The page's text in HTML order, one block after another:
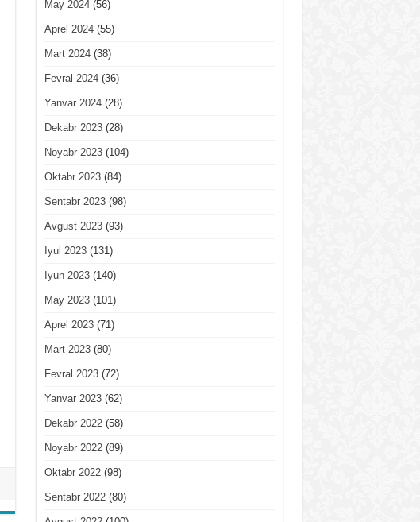
May 2024(56)
Aprel 2024(55)
Mart 2024(38)
Fevral 2024(36)
Yanvar 2024(28)
Dekabr 2023(28)
Noyabr 2023(104)
Oktabr 2023(84)
Sentabr 2023(98)
Avgust 2023(93)
Iyul 2023(131)
Iyun 2023(140)
May 2023(101)
Aprel 2023(71)
Mart 2023(80)
Fevral 2023(72)
Yanvar 2023(62)
Dekabr 2022(58)
Noyabr 2022(89)
Oktabr 2022(98)
Sentabr 2022(80)